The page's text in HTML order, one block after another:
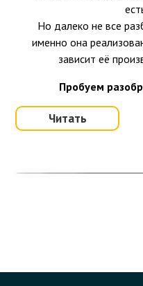
Но далеко не все
именно она
зависит её
Пробуем
Читать